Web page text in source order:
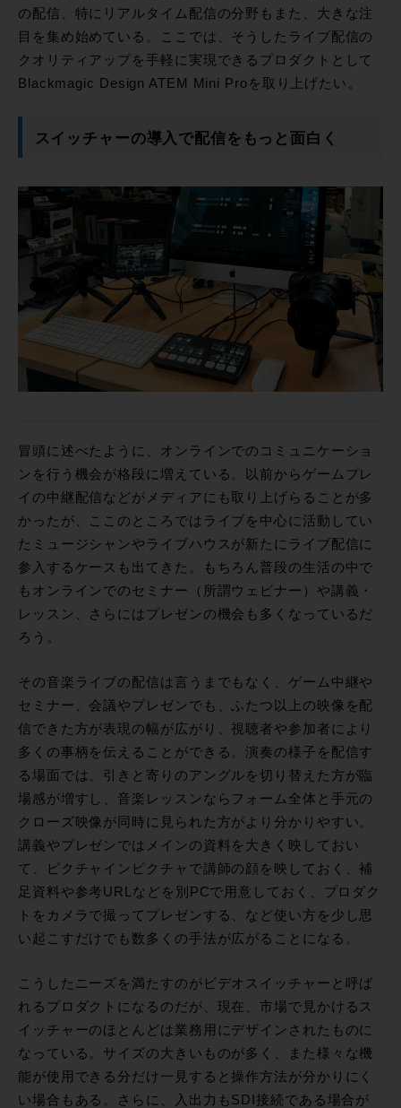
の配信、特にリアルタイム配信の分野もまた、大きな注
目を集め始めている。ここでは、そうしたライブ配信の
クオリティアップを手軽に実現できるプロダクトとして
Blackmagic Design ATEM Mini Proを取り上げたい。
スイッチャーの導入で配信をもっと面白く
冒頭に述べたように、オンラインでのコミュニケーショ
ンを行う機会が格段に増えている。以前からゲームプレ
イの中継配信などがメディアにも取り上げらることが多
かったが、ここのところではライブを中心に活動してい
たミュージシャンやライブハウスが新たにライブ配信に
参入するケースも出てきた。もちろん普段の生活の中で
もオンラインでのセミナー（所謂ウェビナー）や講義・
レッスン、さらにはプレゼンの機会も多くなっているだ
ろう。
その音楽ライブの配信は言うまでもなく、ゲーム中継や
セミナー、会議やプレゼンでも、ふたつ以上の映像を配
信できた方が表現の幅が広がり、視聴者や参加者により
多くの事柄を伝えることができる。演奏の様子を配信す
る場面では、引きと寄りのアングルを切り替えた方が臨
場感が増すし、音楽レッスンならフォーム全体と手元の
クローズ映像が同時に見られた方がより分かりやすい。
講義やプレゼンではメインの資料を大きく映しておい
て、ピクチャインピクチャで講師の顔を映しておく、補
足資料や参考URLなどを別PCで用意しておく、プロダク
トをカメラで撮ってプレゼンする、など使い方を少し思
い起こすだけでも数多くの手法が広がることになる。
こうしたニーズを満たすのがビデオスイッチャーと呼ば
れるプロダクトになるのだが、現在、市場で見かけるス
イッチャーのほとんどは業務用にデザインされたものに
なっている。サイズの大きいものが多く、また様々な機
能が使用できる分だけ一見すると操作方法が分かりにく
い場合もある。さらに、入出力もSDI接続である場合が